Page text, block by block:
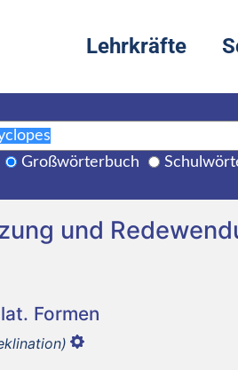
Lehrkräfte
Großwörterbuch
und
Formen